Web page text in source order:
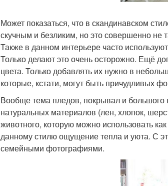
Может показаться, что в скандинавском
скучным и безликим, но это совершенно не
Также в данном интерьере часто
Только делают это очень осторожно. Ещё
цвета. Только добавлять их нужно в
которые, кстати, могут быть причудливых
Вообще тема пледов, покрывал и большого
натуральных материалов (лен, хлопок,
животного, которую можно использовать
данному стилю ощущение тепла и уюта. С
семейными фотографиями.